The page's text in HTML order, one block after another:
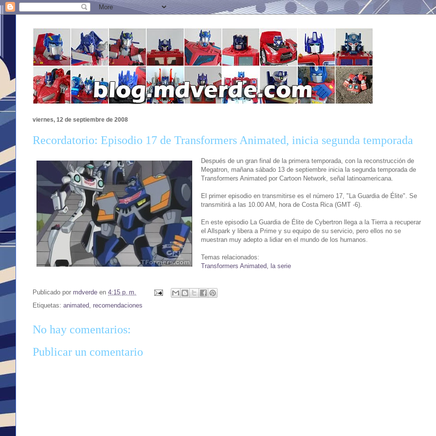
viernes, 12 de septiembre de 2008
Recordatorio: Episodio 17 de Transformers Animated, inicia segunda temporada
Después de un gran final de la primera temporada, con la reconstrucción de
Megatron, mañana sábado 13 de septiembre inicia la segunda temporada de
Transformers Animated por Cartoon Network, señal latinoamericana.
El primer episodio en transmitirse es el número 17, "La Guardia de Élite". Se
transmitirá a las 10.00 AM, hora de Costa Rica (GMT -6).
En este episodio La Guardia de Élite de Cybertron llega a la Tierra a recuperar
el Allspark y libera a Prime y su equipo de su servicio, pero ellos no se
muestran muy adepto a lidiar en el mundo de los humanos.
Temas relacionados:
Transformers Animated, la serie
Publicado por mdverde en 4:15 p. m.
Etiquetas: animated recomendaciones
No hay comentarios:
Publicar un comentario